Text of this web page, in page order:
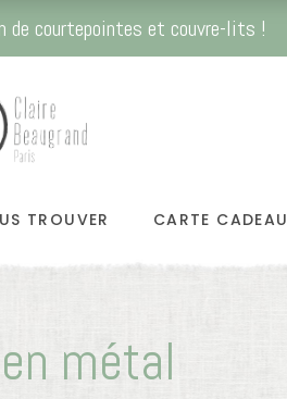
de courtepointes et couvre-lits !
TROUVER CARTE CADEAU
métal